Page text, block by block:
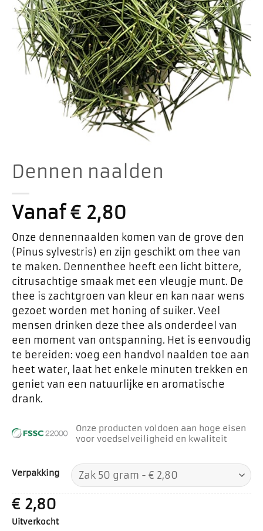
Dennen naalden
Vanaf€2,80
Onze dennennaalden komen van de grove den
(Pinus sylvestris) en zijn geschikt om thee van
te maken. Dennenthee heeft een licht bittere,
citrusachtige smaak met een vleugje munt. De
thee is zachtgroen van kleur en kan naar wens
gezoet worden met honing of suiker. Veel
mensen drinken deze thee als onderdeel van
een moment van ontspanning. Het is eenvoudig
te bereiden: voeg een handvol naalden toe aan
heet water, laat het enkele minuten trekken en
geniet van een natuurlijke en aromatische
drank.
Onze producten voldoen aan hoge eisen
voor voedselveiligheid en kwaliteit
Verpakking
€2,80
Uitverkocht